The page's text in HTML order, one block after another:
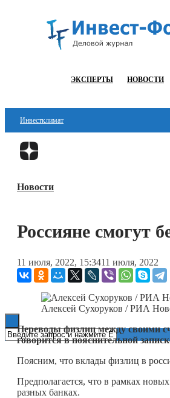
ЭКСПЕРТЫ НОВОСТИ
Инвестклимат
Финансы
Блокчейн
ESG
Новости
Россияне смогут
11 июля, 2022, 15:3411 июля, 2022
Алексей Сухоруков / РИА
Переводы физлиц между своими
говорится в пояснительной
Поясним, что вклады физлиц в
Предполагается, что в рамках
разных банках.